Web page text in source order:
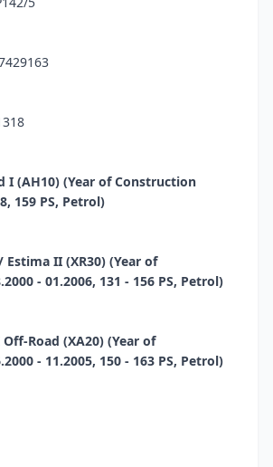
I (AH10) (Year of Construction
159 PS, Petrol)
Estima II (XR30) (Year of
- 01.2006, 131 - 156 PS, Petrol)
Off-Road (XA20) (Year of
- 11.2005, 150 - 163 PS, Petrol)